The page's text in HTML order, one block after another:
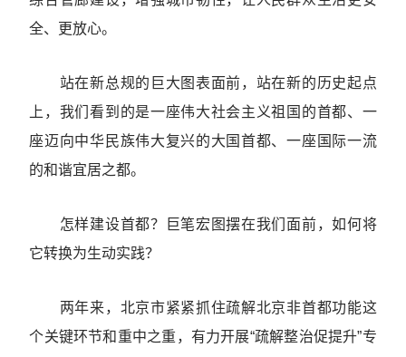
全、更放心。
站在新总规的巨大图表面前，站在新的历史起点
上，我们看到的是一座伟大社会主义祖国的首都、一
座迈向中华民族伟大复兴的大国首都、一座国际一流
的和谐宜居之都。
怎样建设首都？巨笔宏图摆在我们面前，如何将
它转换为生动实践？
两年来，北京市紧紧抓住疏解北京非首都功能这
个关键环节和重中之重，有力开展“疏解整治促提升”专